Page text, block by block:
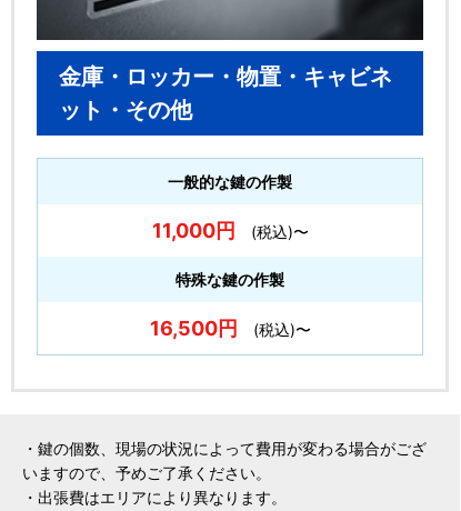
金庫・ロッカー・物置・キャビネ
ット・その他
一般的な鍵の作製
11,000円 (税込)〜
特殊な鍵の作製
16,500円 (税込)〜
・鍵の個数、現場の状況によって費用が変わる場合がござ
いますので、予めご了承ください。
・出張費はエリアにより異なります。